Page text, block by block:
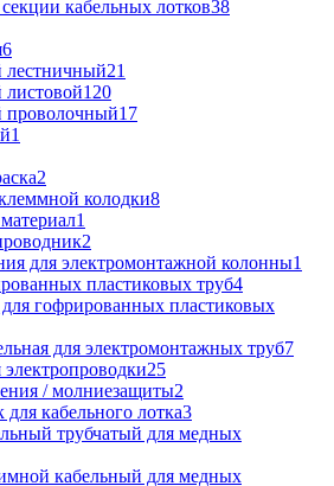
кабельных лотков38
6
лестничный21
120
проволочный17
1
2
колодки8
1
2
для электромонтажной колонны1
пластиковых труб4
гофрированных пластиковых
для электромонтажных труб7
25
/ молниезащиты2
кабельного лотка3
трубчатый для медных
кабельный для медных